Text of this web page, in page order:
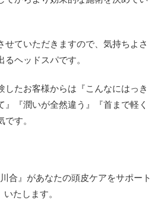
せていただきますので、気持ちよさ
ヘッドスパです。
したお客様からは『こんなにはっき
』『潤いが全然違う』『首まで軽く
す。
合』があなたの頭皮ケアをサポート
いたします。